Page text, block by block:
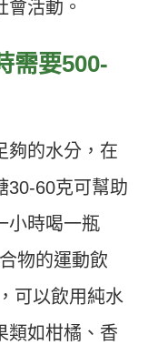
活動。
需要500-
夠的水分，在
30-60克可幫助
小時喝一瓶
物的運動飲
可以飲用純水
類如柑橘、香